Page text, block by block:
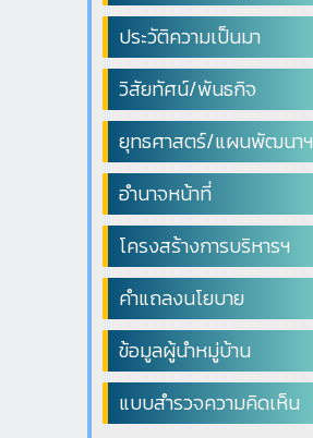
ประวัติความเป็นมา
วิสัยทัศน์/พันธกิจ
ยุทธศาสตร์/แผนพัฒนาฯ
อำนาจหน้าที่
โครงสร้างการบริหารฯ
คำแถลงนโยบาย
ข้อมูลผู้นำหมู่บ้าน
แบบสำรวจความคิดเห็น